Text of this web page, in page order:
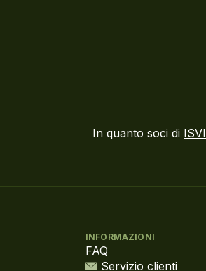
In quanto soci di ISVI
INFORMAZIONI
FAQ
Servizio clienti